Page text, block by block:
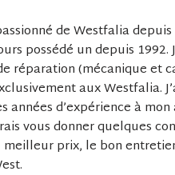
de Westfalia
possédé un depuis 1992.
réparation (mécanique et
aux Westfalia.
années d’expérience à
vous donner quelques
meilleur prix, le bon